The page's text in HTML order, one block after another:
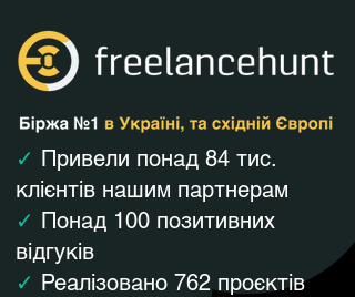
✓ Привели понад 84 тис.
клієнтів нашим партнерам
✓ Понад 100 позитивних
відгуків
✓ Реалізовано 762 проєктів​​